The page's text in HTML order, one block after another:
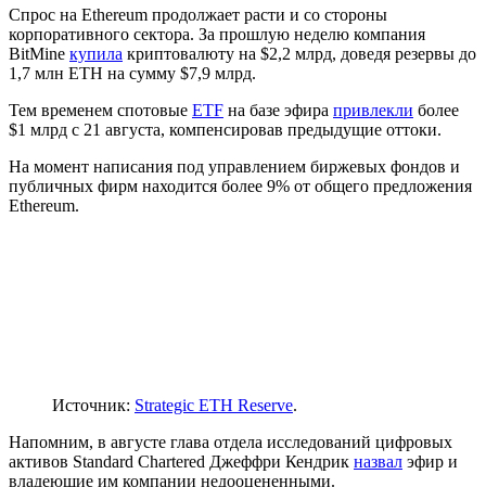
Спрос на Ethereum продолжает расти и со стороны
корпоративного сектора. За прошлую неделю компания
BitMine купила криптовалюту на $2,2 млрд, доведя резервы до
1,7 млн ETH на сумму $7,9 млрд.
Тем временем спотовые ETF на базе эфира привлекли более
$1 млрд с 21 августа, компенсировав предыдущие оттоки.
На момент написания под управлением биржевых фондов и
публичных фирм находится более 9% от общего предложения
Ethereum.
Источник: Strategic ETH Reserve.
Напомним, в августе глава отдела исследований цифровых
активов Standard Chartered Джеффри Кендрик назвал эфир и
владеющие им компании недооцененными.